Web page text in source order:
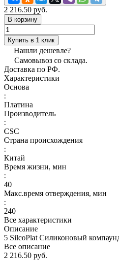
2 216.50 руб.
В корзину
Купить в 1 клик
Нашли дешевле?
Самовывоз со склада.
Доставка по РФ.
Характеристики
Основа
:
Платина
Производитель
:
CSC
Страна происхождения
:
Китай
Время жизни, мин
:
40
Макс.время отверждения, мин
:
240
Все характеристики
Описание
5 SilcoPlat Силиконовый
Все описание
2 216.50 руб.